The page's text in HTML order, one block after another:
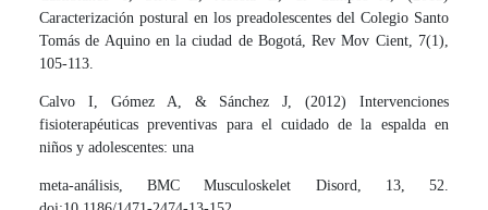
Caracterización postural en los preadolescentes del Colegio Santo
Tomás de Aquino en la ciudad de Bogotá, Rev Mov Cient, 7(1),
105-113.
Calvo I, Gómez A, & Sánchez J, (2012) Intervenciones
fisioterapéuticas preventivas para el cuidado de la espalda en
niños y adolescentes: una
meta-análisis, BMC Musculoskelet Disord, 13, 52.